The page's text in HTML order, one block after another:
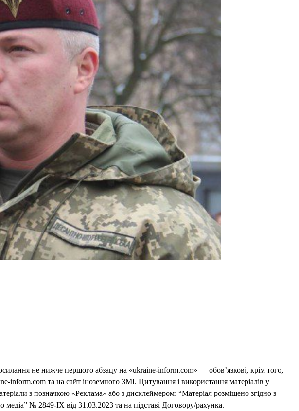
не нижче першого абзацу на «ukraine-inform.com» — обов’язкові, крім того,
inform.com та на сайт іноземного ЗМІ. Цитування і використання матеріалів у
з позначкою «Реклама» або з дисклеймером: “Матеріал розміщено згідно з
№ 2849-IX від 31.03.2023 та на підставі Договору/рахунка.